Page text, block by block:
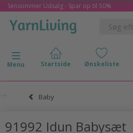
Sensommer Udsalg - Spar op til 50%
Skifte navigation
Menu
Baby
91992 Idun Babysæt